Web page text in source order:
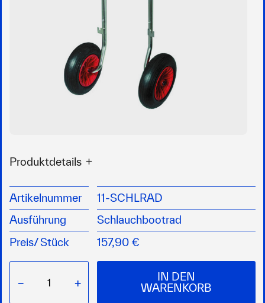
Produktdetails
alle Teile sind aus Niro gefertigt
Lufträder
Artikelnummer
11-SCHLRAD
Ausführung
Schlauchbootrad
Preis/Stück 157,90 €
− +
IN DEN
WARENKORB